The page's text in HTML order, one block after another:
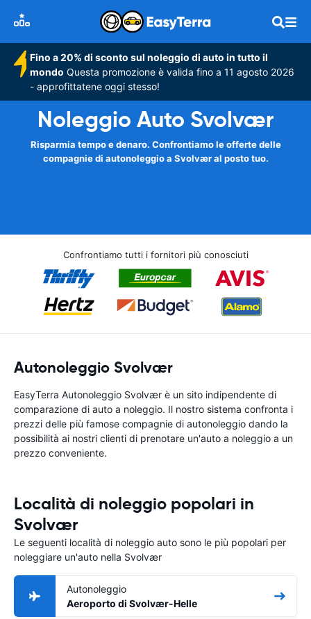
Fino a 20% di sconto sul noleggio di auto in tutto il
mondo Questa promozione è valida fino a 11 agosto 2026
- approfittatene oggi stesso!
Noleggio Auto Svolvær
Risparmia tempo e denaro. Confrontiamo le offerte delle
compagnie di autonoleggio a Svolvær al posto tuo.
Confrontiamo tutti i fornitori più conosciuti
Autonoleggio Svolvær
EasyTerra Autonoleggio Svolvær è un sito indipendente di
comparazione di auto a noleggio. Il nostro sistema confronta i
prezzi delle più famose compagnie di autonoleggio dando la
possibilità ai nostri clienti di prenotare un'auto a noleggio a un
prezzo conveniente.
Località di noleggio popolari in
Svolvær
Le seguenti località di noleggio auto sono le più popolari per
noleggiare un'auto nella Svolvær
Autonoleggio
Aeroporto di Svolvær-Helle